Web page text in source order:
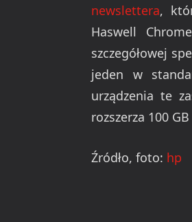
newslettera,
Haswell
szczegółowej
jeden w
urządzenia te
rozszerza 100
Źródło, foto: hp